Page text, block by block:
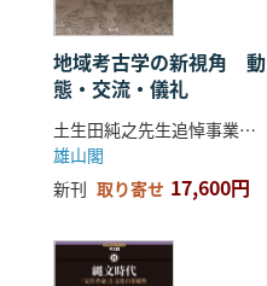
地域考古学の新視角 動
態・交流・儀礼
土生田純之先生追悼事業会 編
雄山閣
新刊 取り寄せ 17,600円